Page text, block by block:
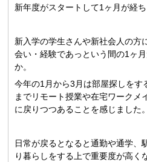
新年度がスタートして1ヶ月が経ち
新入学の学生さんや新社会人の方
会い・経験であっという間の1ヶ
か。
今年の1月から3月は部屋探しをす
までリモート授業や在宅ワークメ
に戻りつつあることを感じました。
日常が戻るとなると通勤や通学、
り暮らしをする上で重要度が高く